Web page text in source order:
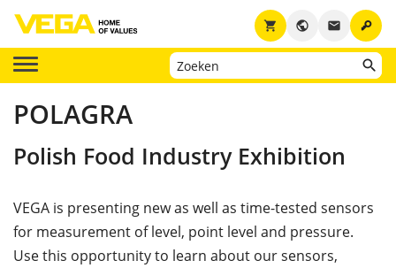
key
email
public
shopping_cart
POLAGRA
Polish Food Industry Exhibition
VEGA is presenting new as well as time-tested sensors
for measurement of level, point level and pressure.
Use this opportunity to learn about our sensors,